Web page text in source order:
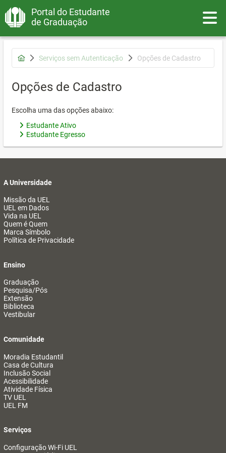
Portal do Estudante
de Graduação
Serviços sem Autenticação Opções de Cadastro
Opções de Cadastro
Escolha uma das opções abaixo:
Estudante Ativo
Estudante Egresso
A Universidade
Missão da UEL
UEL em Dados
Vida na UEL
Quem é Quem
Marca Símbolo
Política de Privacidade
Ensino
Graduação
Pesquisa/Pós
Extensão
Biblioteca
Vestibular
Comunidade
Moradia Estudantil
Casa de Cultura
Inclusão Social
Acessibilidade
Atividade Física
TV UEL
UEL FM
Serviços
Configuração Wi-Fi UEL